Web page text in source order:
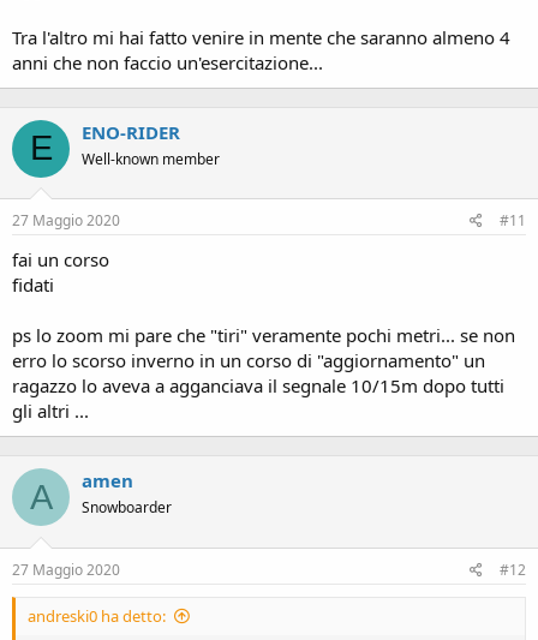
Tra l'altro mi hai fatto venire in mente che saranno almeno 4
anni che non faccio un'esercitazione...
E ENO-RIDER
Well-known member
27 Maggio 2020 #11
fai un corso
fidati
ps lo zoom mi pare che "tiri" veramente pochi metri... se non
erro lo scorso inverno in un corso di "aggiornamento" un
ragazzo lo aveva a agganciava il segnale 10/15m dopo tutti
gli altri ...
A amen
Snowboarder
27 Maggio 2020 #12
andreski0 ha detto: